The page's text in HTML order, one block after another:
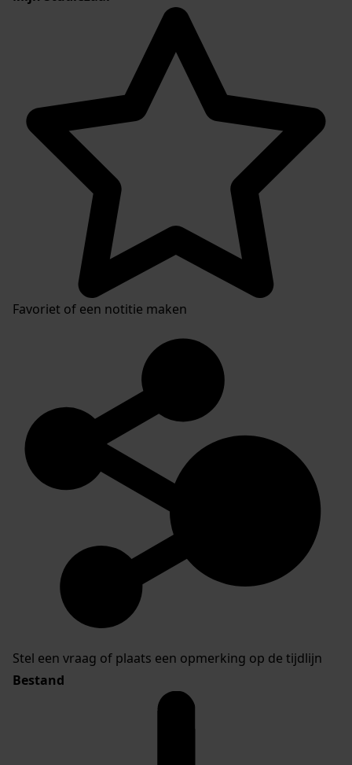
Favoriet of een notitie maken
Stel een vraag of plaats een opmerking op de tijdlijn
Bestand